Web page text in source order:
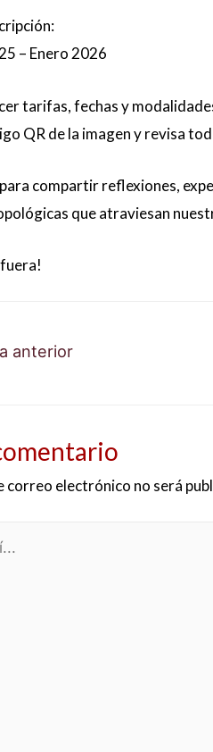
– Enero 2026
tarifas, fechas y
QR de la imagen y revisa
compartir reflexiones,
que atraviesan
anterior
correo electrónico no será